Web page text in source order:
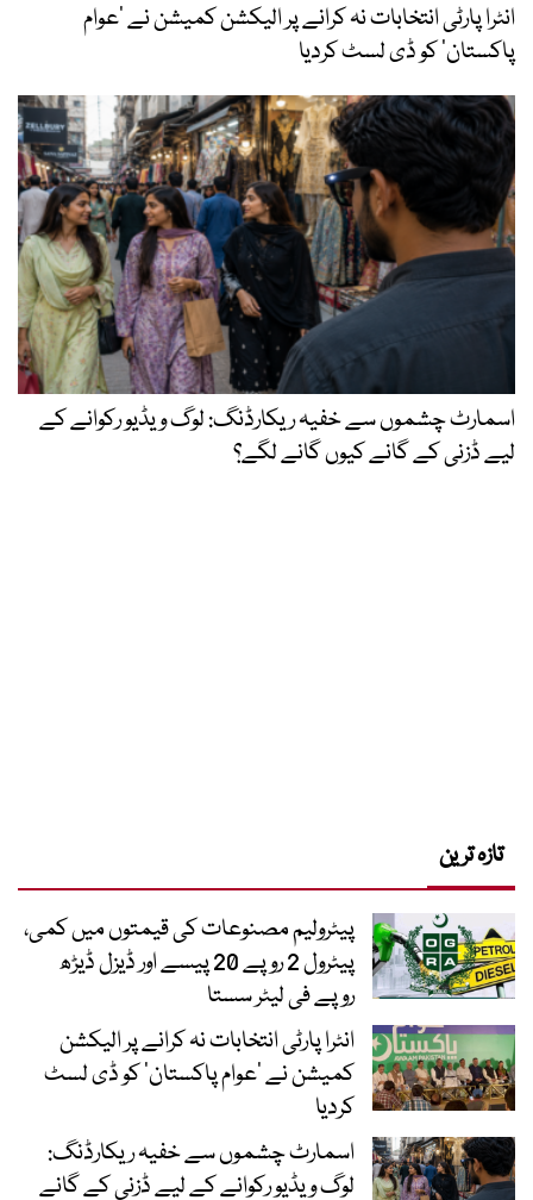
انٹرا پارٹی انتخابات نہ کرانے پر الیکشن کمیشن نے ’عوام
پاکستان‘ کو ڈی لسٹ کردیا
اسمارٹ چشموں سے خفیہ ریکارڈنگ: لوگ ویڈیو رکوانے کے
لیے ڈزنی کے گانے کیوں گانے لگے؟
تازہ ترین
پیٹرولیم مصنوعات کی قیمتوں میں کمی،
پیٹرول 2 روپے 20 پیسے اور ڈیزل ڈیڑھ
روپے فی لیٹر سستا
انٹرا پارٹی انتخابات نہ کرانے پر الیکشن
کمیشن نے ’عوام پاکستان‘ کو ڈی لسٹ
کردیا
اسمارٹ چشموں سے خفیہ ریکارڈنگ:
لوگ ویڈیو رکوانے کے لیے ڈزنی کے گانے